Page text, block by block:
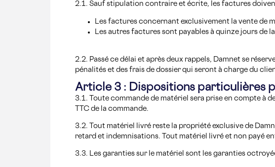
2.1. Sauf stipulation contraire et écrite, les factures
Les factures concernant exclusivement la vente de
Les autres factures sont payables à quinze jours de
2.2. Passé ce délai et après deux rappels, Damnet se
pénalités et des frais de dossier qui seront à charge du
Article 3 : Dispositions particulières
3.1. Toute commande de matériel sera prise en compte à
TTC de la commande.
3.2. Tout matériel livré reste la propriété exclusive de
retard et indemnisations. Tout matériel livré et non payé
3.3. Les garanties sur le matériel sont les garanties